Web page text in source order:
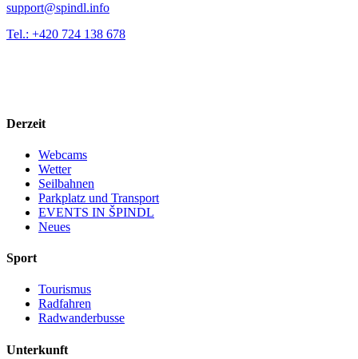
support@spindl.info
Tel.: +420 724 138 678
Derzeit
Webcams
Wetter
Seilbahnen
Parkplatz und Transport
EVENTS IN ŠPINDL
Neues
Sport
Tourismus
Radfahren
Radwanderbusse
Unterkunft